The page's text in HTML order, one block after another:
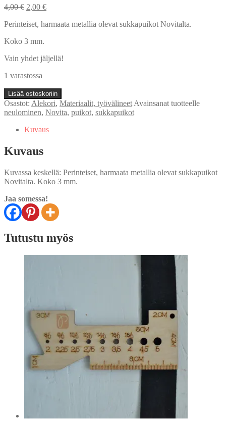
4,00€ Alkuperäinen
oli:
2,00 €Nykyinen
on:
Perinteiset, harmaata metallia olevat sukkapuikot Novitalta.
Koko 3 mm.
Vain yhdet jäljellä!
1 varastossa
Sukkapuikot
3mm
määrä
Lisää ostoskoriin
Osastot: Alekori, Materiaalit, työvälineet Avainsanat tuotteelle
neulominen, Novita, puikot, sukkapuikot
Kuvaus
Kuvaus
Kuvassa keskellä: Perinteiset, harmaata metallia olevat sukkapuikot
Novitalta. Koko 3 mm.
Jaa somessa!
Tutustu myös